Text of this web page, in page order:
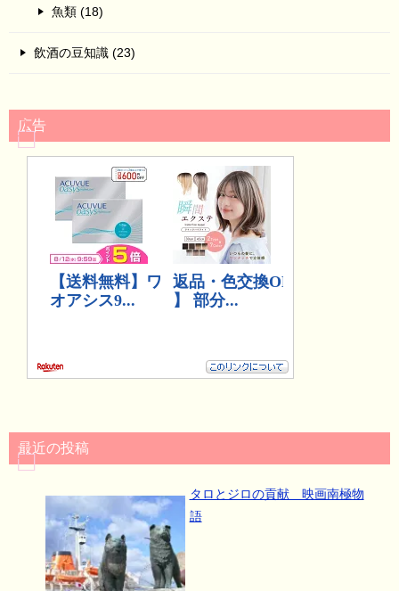
魚類 (18)
飲酒の豆知識 (23)
広告
最近の投稿
タロとジロの貢献 映画南極物
語